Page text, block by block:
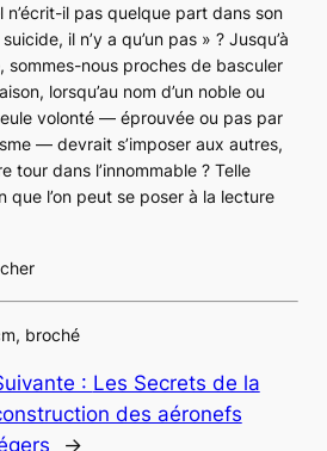
n’écrit-il pas quelque part dans son
il n’y a qu’un pas » ? Jusqu’à
sommes-nous proches de basculer
lorsqu’au nom d’un noble ou
volonté — éprouvée ou pas par
— devrait s’imposer aux autres,
tour dans l’innommable ? Telle
que l’on peut se poser à la lecture
broché
: Les Secrets de la
des aéronefs
→